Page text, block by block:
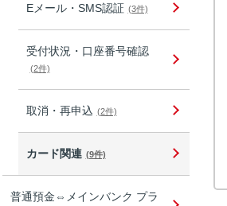
Eメール・SMS認証 (3件)
受付状況・口座番号確認
(2件)
取消・再申込 (2件)
カード関連 (9件)
普通預金⇔メインバンク プラ